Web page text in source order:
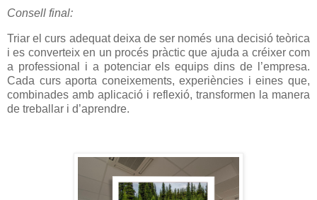
Consell final:
Triar el curs adequat deixa de ser només una decisió teòrica
i es converteix en un procés pràctic que ajuda a créixer com
a professional i a potenciar els equips dins de l’empresa.
Cada curs aporta coneixements, experiències i eines que,
combinades amb aplicació i reflexió, transformen la manera
de treballar i d’aprendre.